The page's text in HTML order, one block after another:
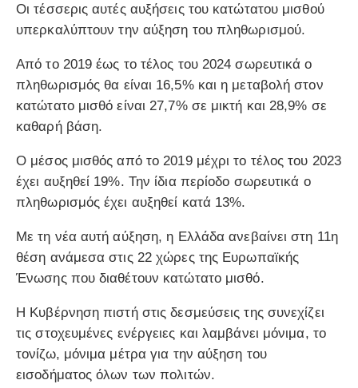
Οι τέσσερις αυτές αυξήσεις του κατώτατου μισθού
υπερκαλύπτουν την αύξηση του πληθωρισμού.
Από το 2019 έως το τέλος του 2024 σωρευτικά ο
πληθωρισμός θα είναι 16,5% και η μεταβολή στον
κατώτατο μισθό είναι 27,7% σε μικτή και 28,9% σε
καθαρή βάση.
Ο μέσος μισθός από το 2019 μέχρι το τέλος του 2023
έχει αυξηθεί 19%. Την ίδια περίοδο σωρευτικά ο
πληθωρισμός έχει αυξηθεί κατά 13%.
Με τη νέα αυτή αύξηση, η Ελλάδα ανεβαίνει στη 11η
θέση ανάμεσα στις 22 χώρες της Ευρωπαϊκής
Ένωσης που διαθέτουν κατώτατο μισθό.
Η Κυβέρνηση πιστή στις δεσμεύσεις της συνεχίζει
τις στοχευμένες ενέργειες και λαμβάνει μόνιμα, το
τονίζω, μόνιμα μέτρα για την αύξηση του
εισοδήματος όλων των πολιτών.